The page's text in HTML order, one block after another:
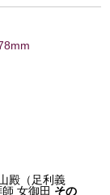
殿（足利義
女御田 その